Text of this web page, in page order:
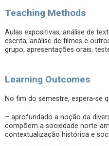
Teaching Methods
Aulas expositivas; análise de
escrita; análise de filmes e
grupo, apresentações orais,
Learning Outcomes
No fim do semestre, espera-se
– aprofundado a noção da
compõem a sociedade norte-
contextualização histórica e